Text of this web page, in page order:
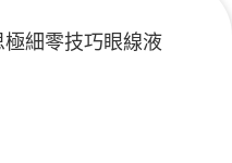
極細零技巧眼線液